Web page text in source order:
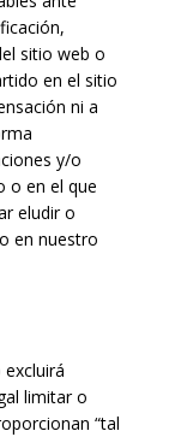
sitio web o
en el sitio
ni a
y/o
o en el que
eludir o
en nuestro
limitar o
“tal